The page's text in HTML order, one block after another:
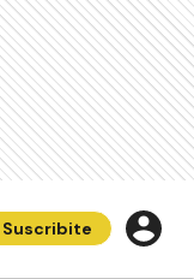
Suscribite